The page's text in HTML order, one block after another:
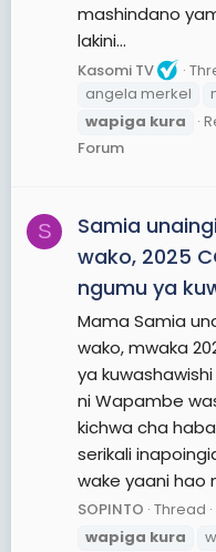
mashindano
lakini...
Kasomi TV
angela merkel
wapiga kura
Forum
S
Samia
wako, 2025
ngumu ya
Mama Samia
wako, mwaka
ya
ni Wapambe
kichwa cha
serikali
wake yaani hao
SOPINTO Thread
wapiga kura